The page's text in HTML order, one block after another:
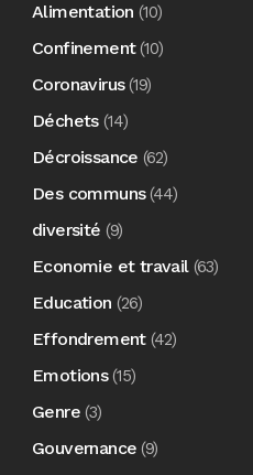
Alimentation (10)
Confinement(10)
Coronavirus(19)
Déchets(14)
Décroissance (62)
Des communs(44)
diversité (9)
Economie et travail(63)
Education (26)
Effondrement(42)
Emotions(15)
Genre (3)
Gouvernance (9)